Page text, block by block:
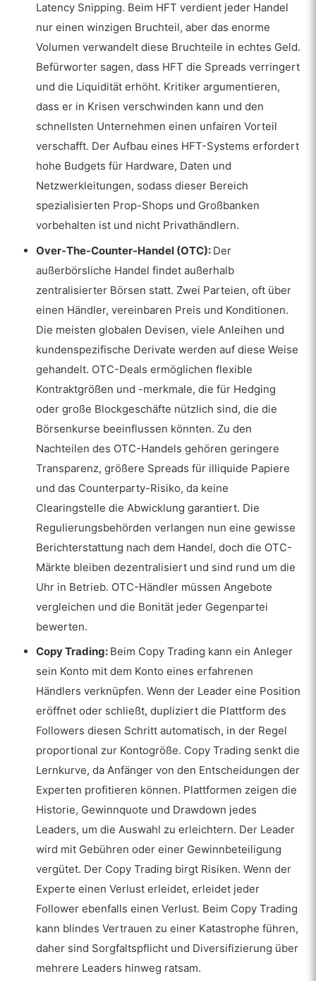
Latency Snipping. Beim HFT verdient jeder Handel
nur einen winzigen Bruchteil, aber das enorme
Volumen verwandelt diese Bruchteile in echtes Geld.
Befürworter sagen, dass HFT die Spreads verringert
und die Liquidität erhöht. Kritiker argumentieren,
dass er in Krisen verschwinden kann und den
schnellsten Unternehmen einen unfairen Vorteil
verschafft. Der Aufbau eines HFT-Systems erfordert
hohe Budgets für Hardware, Daten und
Netzwerkleitungen, sodass dieser Bereich
spezialisierten Prop-Shops und Großbanken
vorbehalten ist und nicht Privathändlern.
Over-The-Counter-Handel (OTC): Der
außerbörsliche Handel findet außerhalb
zentralisierter Börsen statt. Zwei Parteien, oft über
einen Händler, vereinbaren Preis und Konditionen.
Die meisten globalen Devisen, viele Anleihen und
kundenspezifische Derivate werden auf diese Weise
gehandelt. OTC-Deals ermöglichen flexible
Kontraktgrößen und -merkmale, die für Hedging
oder große Blockgeschäfte nützlich sind, die die
Börsenkurse beeinflussen könnten. Zu den
Nachteilen des OTC-Handels gehören geringere
Transparenz, größere Spreads für illiquide Papiere
und das Counterparty-Risiko, da keine
Clearingstelle die Abwicklung garantiert. Die
Regulierungsbehörden verlangen nun eine gewisse
Berichterstattung nach dem Handel, doch die OTC-
Märkte bleiben dezentralisiert und sind rund um die
Uhr in Betrieb. OTC-Händler müssen Angebote
vergleichen und die Bonität jeder Gegenpartei
bewerten.
Copy Trading: Beim Copy Trading kann ein Anleger
sein Konto mit dem Konto eines erfahrenen
Händlers verknüpfen. Wenn der Leader eine Position
eröffnet oder schließt, dupliziert die Plattform des
Followers diesen Schritt automatisch, in der Regel
proportional zur Kontogröße. Copy Trading senkt die
Lernkurve, da Anfänger von den Entscheidungen der
Experten profitieren können. Plattformen zeigen die
Historie, Gewinnquote und Drawdown jedes
Leaders, um die Auswahl zu erleichtern. Der Leader
wird mit Gebühren oder einer Gewinnbeteiligung
vergütet. Der Copy Trading birgt Risiken. Wenn der
Experte einen Verlust erleidet, erleidet jeder
Follower ebenfalls einen Verlust. Beim Copy Trading
kann blindes Vertrauen zu einer Katastrophe führen,
daher sind Sorgfaltspflicht und Diversifizierung über
mehrere Leaders hinweg ratsam.